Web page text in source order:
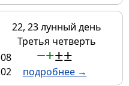
22, 23 лунный день
Третья четверть
−+±±
подробнее →